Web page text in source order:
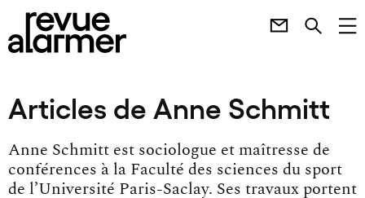
Articles de Anne Schmitt
Anne Schmitt est sociologue et maîtresse de
conférences à la Faculté des sciences du sport
de l’Université Paris-Saclay. Ses travaux portent